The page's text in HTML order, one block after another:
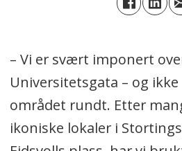
– Vi er svært imponert
Universitetsgata – og
området rundt. Etter
ikoniske lokaler i